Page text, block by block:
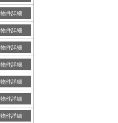
物件詳細
物件詳細
物件詳細
物件詳細
物件詳細
物件詳細
物件詳細